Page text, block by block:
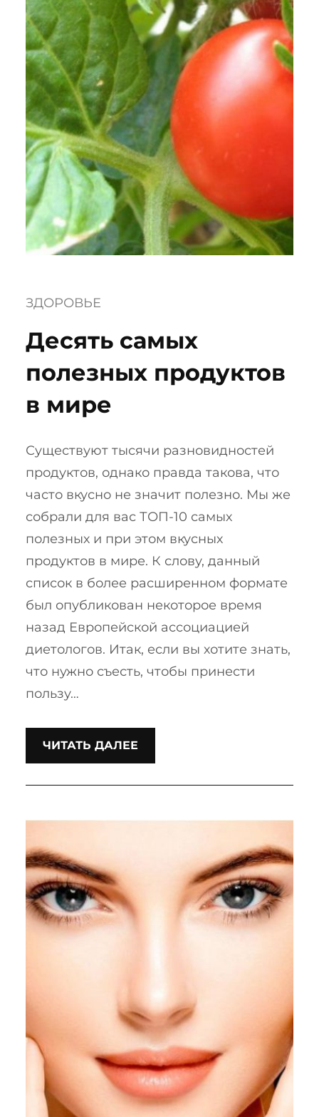
ЗДОРОВЬЕ
Десять самых
полезных продуктов
в мире
Существуют тысячи разновидностей
продуктов, однако правда такова, что
часто вкусно не значит полезно. Мы же
собрали для вас ТОП-10 самых
полезных и при этом вкусных
продуктов в мире. К слову, данный
список в более расширенном формате
был опубликован некоторое время
назад Европейской ассоциацией
диетологов. Итак, если вы хотите знать,
что нужно съесть, чтобы принести
пользу…
ЧИТАТЬ ДАЛЕЕ